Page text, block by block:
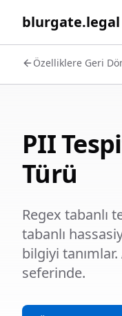
blurgate.legal
Özelliklere Geri
PII
Türü
Regex tabanlı
tabanlı
bilgiyi tanımlar.
seferinde.